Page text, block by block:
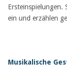
Ersteinspielungen.
ein und erzählen
Musikalische